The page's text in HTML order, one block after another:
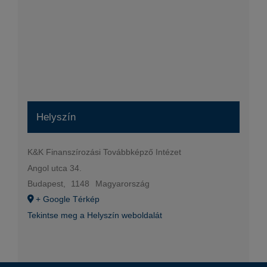
Helyszín
K&K Finanszírozási Továbbképző Intézet
Angol utca 34.
Budapest, 1148
Magyarország
+ Google Térkép
Tekintse meg a Helyszín weboldalát